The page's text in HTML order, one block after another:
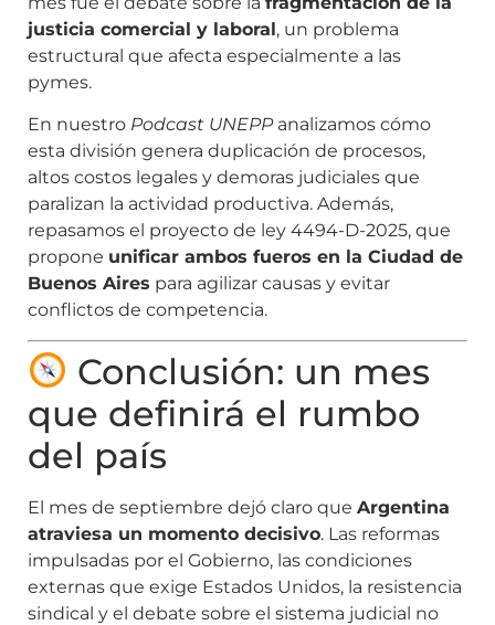
justicia comercial y laboral, un problema
estructural que afecta especialmente a las
pymes.
En nuestro Podcast UNEPPanalizamos cómo
esta división genera duplicación de procesos,
altos costos legales y demoras judiciales que
paralizan la actividad productiva. Además,
repasamos el proyecto de ley 4494-D-2025, que
propone unificar ambos fueros en la Ciudad de
Buenos Aires para agilizar causas y evitar
conflictos de competencia.
Conclusión: un mes
que definirá el rumbo
del país
El mes de septiembre dejó claro que Argentina
atraviesa un momento decisivo. Las reformas
impulsadas por el Gobierno, las condiciones
externas que exige Estados Unidos, la resistencia
sindical y el debate sobre el sistema judicial no